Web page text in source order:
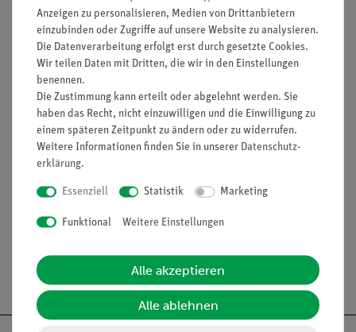
Magnetische Module: Die stabile und einfache
Verbindung zwischen Sensor oder Aktor und CubiLink
Schnellwechsel-Technologie: Sensoren und Aktoren
können einfach getauscht werden und sind sofort mit
dem CubiHub verbunden
Ausstattung und technische Daten
Messbereich: Loslassen (0), gedrückt (1)
Zubehör
Versandkostenfrei ab 300,- €
Anzeigen zu personalisieren, Medien von Drittanbietern
einzubinden oder Zugriffe auf unsere Website zu analysieren.
Die Datenverarbeitung erfolgt erst durch gesetzte Cookies.
Wir teilen Daten mit Dritten, die wir in den Einstellungen
benennen.
Die Zustimmung kann erteilt oder abgelehnt werden. Sie
haben das Recht, nicht einzuwilligen und die Einwilligung zu
einem späteren Zeitpunkt zu ändern oder zu widerrufen.
Weitere Informationen finden Sie in unserer Daten­schutz­
erklärung.
Essenziell Statistik Marketing
Funktional Weitere Einstellungen
Alle akzeptieren
Alle ablehnen